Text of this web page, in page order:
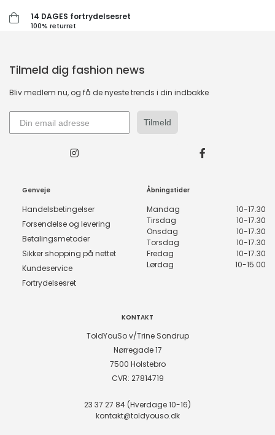
14 DAGES fortrydelsesret
100% returret
Tilmeld dig fashion news
Bliv medlem nu, og få de nyeste trends i din indbakke
Tilmeld
Genveje
Handelsbetingelser
Forsendelse og levering
Betalingsmetoder
Sikker shopping på nettet
Kundeservice
Fortrydelsesret
Åbningstider
Mandag
10-17.30
Tirsdag
10-17.30
Onsdag
10-17.30
Torsdag
10-17.30
Fredag
10-17.30
Lørdag
10-15.00
KONTAKT
ToldYouSo v/Trine Sondrup
Nørregade 17
7500 Holstebro
CVR: 27814719
23 37 27 84 (Hverdage 10-16)
kontakt@toldyouso.dk